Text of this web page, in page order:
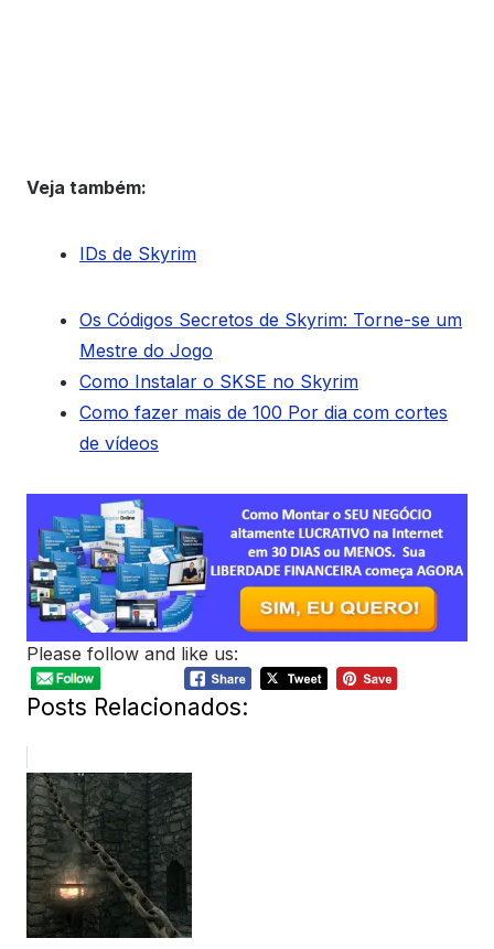
Veja também:
IDs de Skyrim
Os Códigos Secretos de Skyrim: Torne-se um
Mestre do Jogo
Como Instalar o SKSE no Skyrim
Como fazer mais de 100 Por dia com cortes
de vídeos
Please follow and like us:
Posts Relacionados: